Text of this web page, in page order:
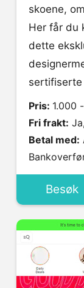
skoene,
Her får du
dette
Pris: 1.000
Fri frakt:
Betal med:
Besøk